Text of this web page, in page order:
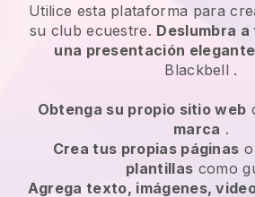
Utilice esta plataforma para
su club ecuestre. Deslumbra
una presentación elegante
Blackbell .
Obtenga su propio sitio web
marca .
Crea tus propias páginas
plantillas como
Agrega texto, imágenes,